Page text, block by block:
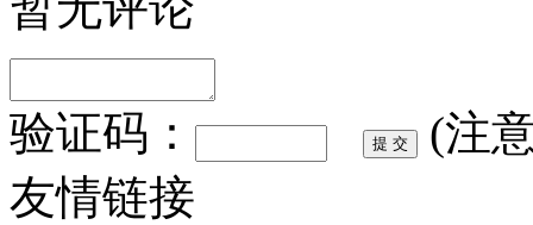
验证码：
(注
友情链接